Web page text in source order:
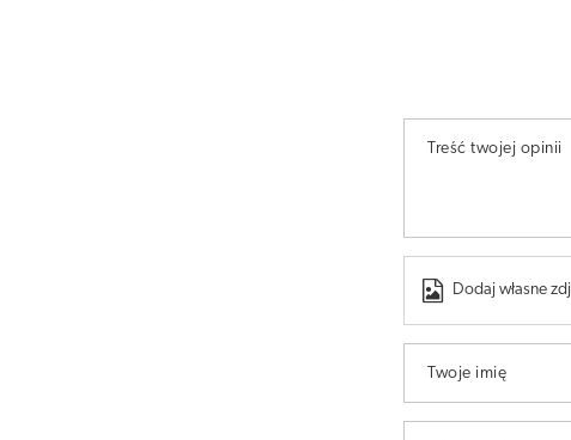
Treść twojej opinii
Dodaj własne
Twoje imię